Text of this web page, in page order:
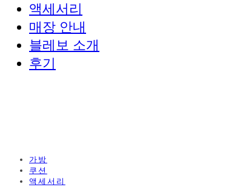
액세서리
매장 안내
블레보 소개
후기
가방
쿠션
액세서리